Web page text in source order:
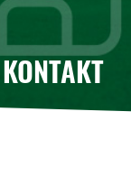
KONTAKT